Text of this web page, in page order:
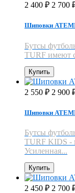
2 400 ₽ 2 700
Шиповки
Бутсы
TURF имеют
Купить
2 550 ₽ 2 900
Шиповки
Бутсы
TURF KIDS -
Усиленная...
Купить
2 450 ₽ 2 700